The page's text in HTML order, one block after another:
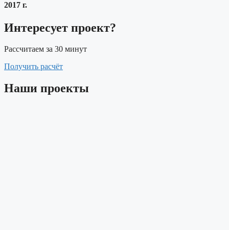
2017 г.
Интересует проект?
Рассчитаем за 30 минут
Получить расчёт
Наши проекты